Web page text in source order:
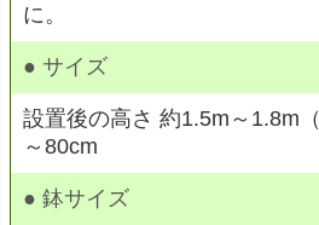
に。
● サイズ
設置後の高さ 約1.5m～1.8m
～80cm
● 鉢サイズ